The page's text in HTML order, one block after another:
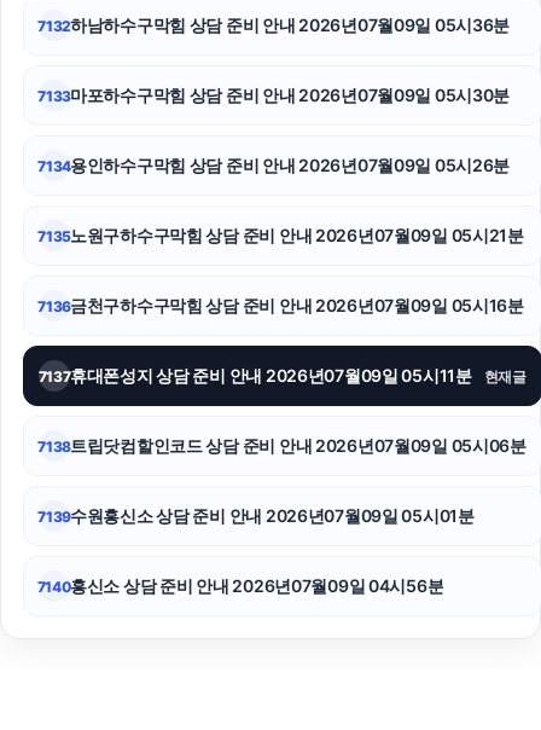
수원음주운전변호사
수원마약변호사
7132하남하수구막힘 상담 준비 안내 2026년07월09일 05시36분
7133마포하수구막힘 상담 준비 안내 2026년07월09일 05시30분
7134용인하수구막힘 상담 준비 안내 2026년07월09일 05시26분
7135노원구하수구막힘 상담 준비 안내 2026년07월09일 05시21분
7136금천구하수구막힘 상담 준비 안내 2026년07월09일 05시16분
7137휴대폰성지 상담 준비 안내 2026년07월09일 05시11분 현재글
7138트립닷컴할인코드 상담 준비 안내 2026년07월09일 05시06분
7139수원흥신소 상담 준비 안내 2026년07월09일 05시01분
7140흥신소 상담 준비 안내 2026년07월09일 04시56분